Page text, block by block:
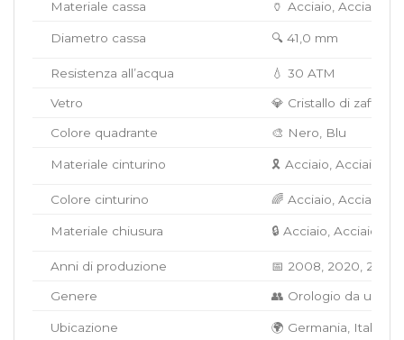
Materiale cassa 🏺 Acciaio, Acciaio/
Diametro cassa 🔍 41,0 mm
Resistenza all’acqua 💧 30 ATM
Vetro 💎 Cristallo di zaffiro
Colore quadrante 🎨 Nero, Blu
Materiale cinturino 🎗️ Acciaio, Acciaio/
Colore cinturino 🌈 Acciaio, Acciaio/
Materiale chiusura 🔒 Acciaio, Acciaio/
Anni di produzione 📅 2008, 2020, 2021,
Genere 👥 Orologio da
Ubicazione 🌍 Germania, Italia,